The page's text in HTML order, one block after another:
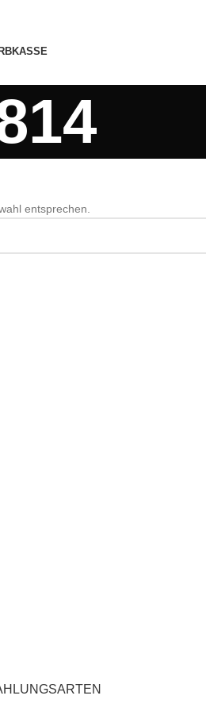
KASSE
entsprechen.